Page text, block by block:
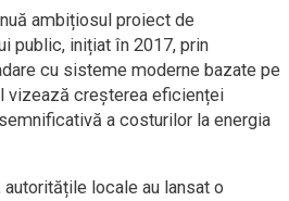
ambițiosul proiect de
public, inițiat în 2017, prin
cu sisteme moderne bazate pe
vizează creșterea eficienței
a costurilor la energia
locale au lansat o